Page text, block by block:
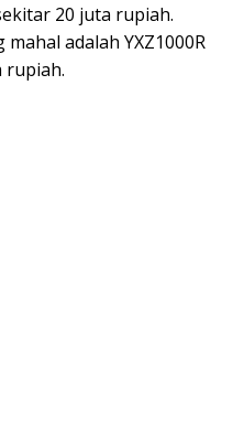
20 juta rupiah.
adalah YXZ1000R
rupiah.